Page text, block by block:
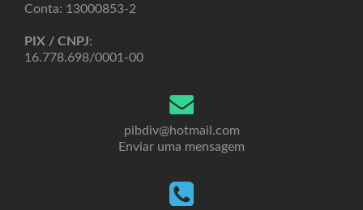
Conta: 13000853-2
PIX / CNPJ:
16.778.698/0001-00
pibdiv@hotmail.com
Enviar uma mensagem